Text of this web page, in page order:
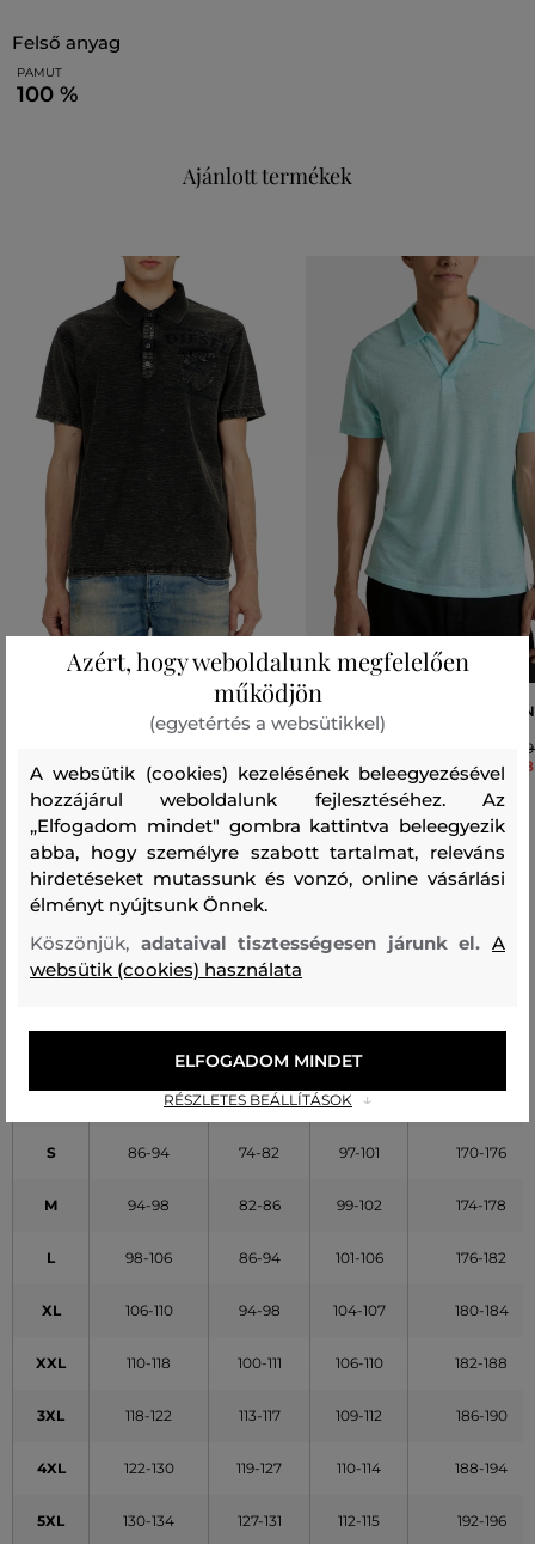
felső anyag
PAMUT
100 %
Ajánlott termékek
54 990 Ft
Elérhető méretek:
L, XL, XXL
PÓLÓ VILEBREQUIN SOLID
Elérhető méretek:
M,
Férfi mérettáblázata Camel Active
MELLKAS [B]
(cm)
DERÉK [C]
(cm)
CSÍPŐ [D]
(cm)
S 86-94 74-82 97-101 170-176
M 94-98 82-86 99-102 174-178
L 98-106 86-94 101-106 176-182
XL 106-110 94-98 104-107 180-184
XXL 110-118 100-111 106-110 182-188
3XL 118-122 113-117 109-112 186-190
4XL 122-130 119-127 110-114 188-194
5XL 130-134 127-131 112-115 192-196
Azért, hogy weboldalunk megfelelően
működjön
(egyetértés a websütikkel)
A websütik (cookies) kezelésének beleegyezésével
hozzájárul weboldalunk fejlesztéséhez. Az
„Elfogadom mindet" gombra kattintva beleegyezik
abba, hogy személyre szabott tartalmat, releváns
hirdetéseket mutassunk és vonzó, online vásárlási
élményt nyújtsunk Önnek.
Köszönjük, adataival tisztességesen járunk el.A
websütik (cookies) használata
RÉSZLETES BEÁLLÍTÁSOK
ELFOGADOM MINDET